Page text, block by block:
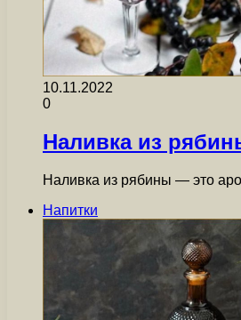
10.11.2022
0
Наливка из
Наливка из рябины — это
Напитки